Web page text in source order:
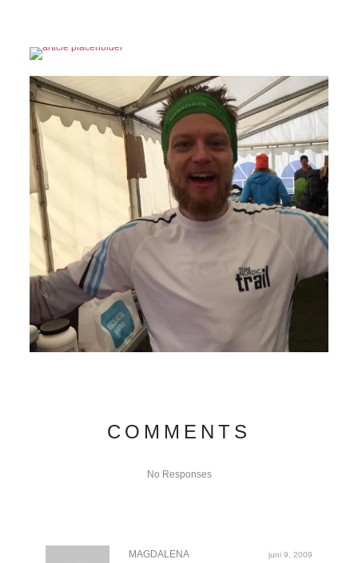
COMMENTS
No Responses
juni 9, 2009
MAGDALENA